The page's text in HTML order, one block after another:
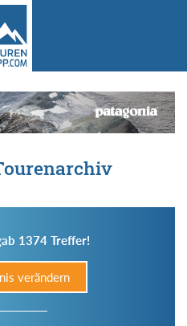
1374 Treffer!
verändern